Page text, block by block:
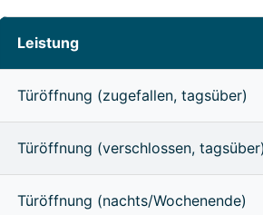
Leistung
Türöffnung (zugefallen, tagsüber)
Türöffnung (verschlossen, tagsüber)
Türöffnung (nachts/Wochenende)